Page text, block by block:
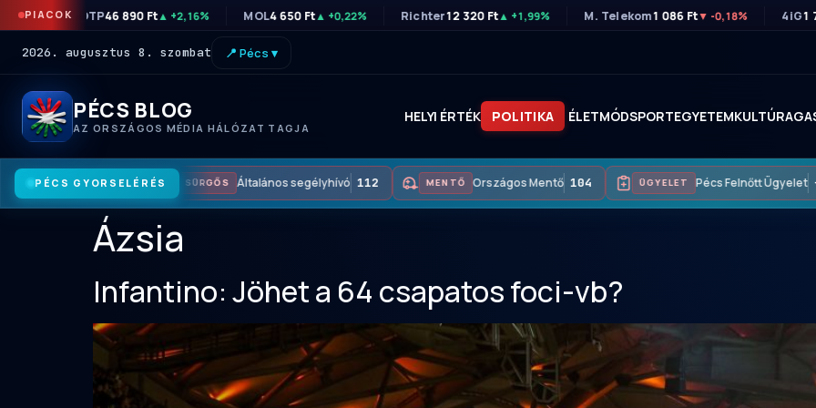
PIACOK OTP46 890 Ft▲ +2,16% MOL4 650 Ft▲ +0,22% Richter12 320 Ft▲ +1,99% M. Telekom1 086 Ft▼ -0,18% 4iG1
2026. augusztus 8. szombat 📍 Pécs ▾
PÉCS BLOG
AZ ORSZÁGOS MÉDIA HÁLÓZAT TAGJA
HELYI ÉRTÉK POLITIKA ÉLETMÓDSPORTEGYETEMKULTÚRA
PÉCS GYORSELÉRÉS SÜRGŐS Általános segélyhívó 112 MENTŐ Országos Mentő 104 ÜGYELET Pécs Felnőtt Ügyelet
Ázsia
Infantino: Jöhet a 64 csapatos foci-vb?